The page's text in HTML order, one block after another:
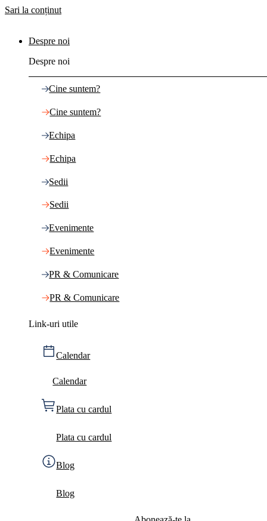
Sari la conținut
Despre noi
Despre noi
Cine suntem?
Cine suntem?
Echipa
Echipa
Sedii
Sedii
Evenimente
Evenimente
PR & Comunicare
PR & Comunicare
Link-uri utile
Calendar
Calendar
Plata cu cardul
Plata cu cardul
Blog
Blog